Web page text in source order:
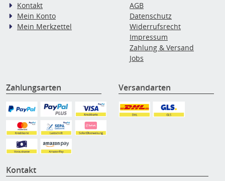
Kontakt
Mein Konto
Mein Merkzettel
AGB
Datenschutz
Widerrufsrecht
Impressum
Zahlung & Versand
Jobs
Zahlungsarten Versandarten
Kontakt